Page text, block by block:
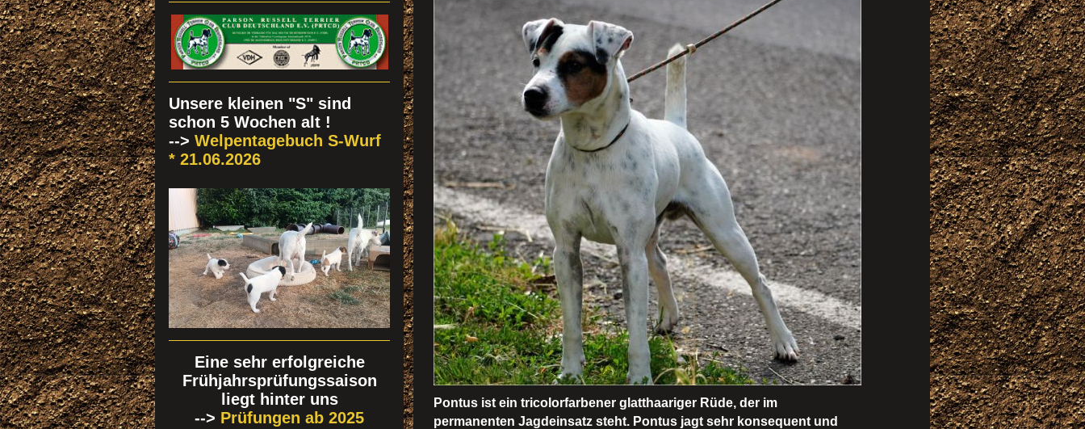
Pontus ist ein tricolorfarbener glatthaariger Rüde, der im
permanenten Jagdeinsatz steht. Pontus jagt sehr konsequent und
Unsere kleinen "S" sind
schon 5 Wochen alt !
--> Welpentagebuch S-Wurf
* 21.06.2026
Eine sehr erfolgreiche
Frühjahrsprüfungssaison
liegt hinter uns
--> Prüfungen ab 2025